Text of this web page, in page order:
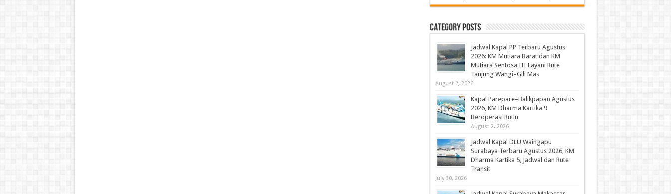
Category Posts
Jadwal Kapal PP Terbaru Agustus
2026: KM Mutiara Barat dan KM
Mutiara Sentosa III Layani Rute
Tanjung Wangi–Gili Mas
August 2, 2026
Kapal Parepare–Balikpapan Agustus
2026, KM Dharma Kartika 9
Beroperasi Rutin
August 2, 2026
Jadwal Kapal DLU Waingapu
Surabaya Terbaru Agustus 2026, KM
Dharma Kartika 5, Jadwal dan Rute
Transit
July 30, 2026